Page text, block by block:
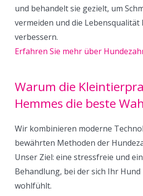
und behandelt sie gezielt, um
vermeiden und die Lebensqualität
verbessern.
Erfahren Sie mehr über
Warum die
Hemmes die beste
Wir kombinieren moderne
bewährten Methoden der
Unser Ziel: eine stressfreie und
Behandlung, bei der sich Ihr
wohlfühlt.